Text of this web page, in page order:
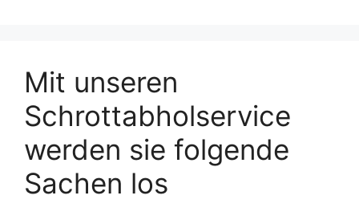
Mit unseren
Schrottabholservice
werden sie folgende
Sachen los